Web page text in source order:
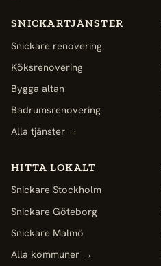
SNICKARTJÄNSTER
Snickare renovering
Köksrenovering
Bygga altan
Badrumsrenovering
Alla tjänster →
HITTA LOKALT
Snickare Stockholm
Snickare Göteborg
Snickare Malmö
Alla kommuner →